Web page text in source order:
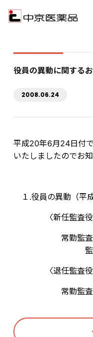
役員の異動に関する
2008.06.24
平成20年6月24日付
いたしましたのでお
１.役員の異動（平
〈新任監査役
常勤監査
監査役
〈退任監査役
常勤監